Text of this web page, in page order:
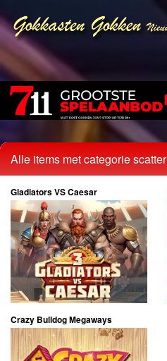
Alle items met categorie scatter
Gladiators VS Caesar
Crazy Bulldog Megaways